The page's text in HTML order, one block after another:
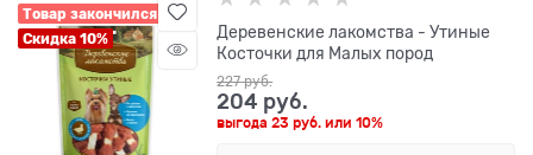
Товар закончился
Скидка 10%
Деревенские лакомства - Утиные
Косточки для Малых пород
227 руб.
204 руб.
выгода23 руб. или10%